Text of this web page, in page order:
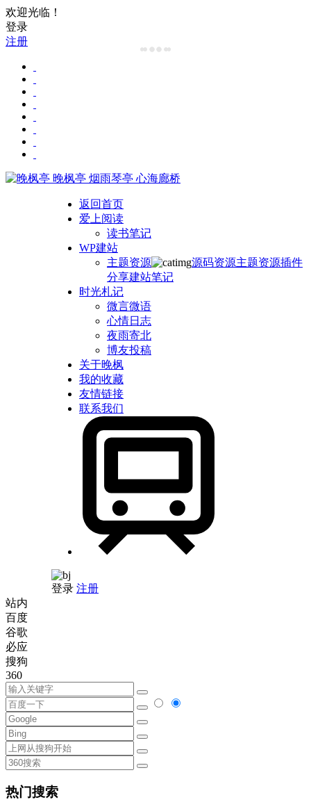
欢迎光临！
登录
注册
晚枫亭 烟雨琴亭 心海廊桥
返回首页
爱上阅读
读书笔记
WP建站
主题资源
源码资源主题资源插件
分享建站笔记
时光札记
微言微语
心情日志
夜雨寄北
博友投稿
关于晚枫
我的收藏
友情链接
联系我们
登录 注册
站内
百度
谷歌
必应
搜狗
360
热门搜索